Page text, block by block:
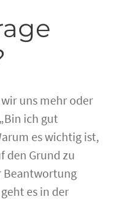
uns mehr oder
ich gut
es wichtig ist,
den Grund zu
Beantwortung
es in der